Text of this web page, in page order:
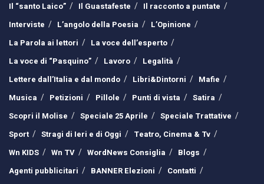
Il “santo Laico”
Il Guastafeste
Il racconto a puntate
Interviste
L’angolo della Poesia
L’Opinione
La Parola ai lettori
La voce dell’esperto
La voce di “Pasquino”
Lavoro
Legalità
Lettere dall’Italia e dal mondo
Libri&Dintorni
Mafie
Musica
Petizioni Pillole Punti di vista
Satira
Scopri il Molise
Speciale 25 Aprile
Speciale Trattative
Sport
Stragi di Ieri e di Oggi
Teatro, Cinema & Tv
Wn KIDS
Wn TV WordNews Consiglia
Blogs
Agenti pubblicitari
BANNER Elezioni
Contatti